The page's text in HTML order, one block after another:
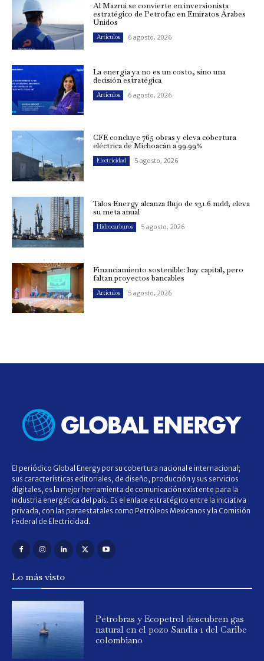
Al Mazrui se convierte en inversionista
estratégico de Petrofac en Emiratos Árabes
Unidos
Artículos 6 agosto, 2026
La energía ya no es un costo, sino una
decisión estratégica
Artículos 6 agosto, 2026
CFE concluye 765 obras y eleva cobertura
eléctrica de Michoacán a 99.99%
Electricidad 5 agosto, 2026
Talos Energy alcanza flujo de 231.6 mdd; eleva
su meta anual
Hidrocarburos 5 agosto, 2026
Financiamiento sostenible: hay capital, pero
faltan proyectos bancables
Artículos 5 agosto, 2026
El periódico Global Energy por su cobertura nacional e internacional;
sus características editoriales, de diseño, producción y sus servicios
digitales, es la mejor herramienta de comunicación existente para la
industria energética del país. Es el enlace estratégico entre la iniciativa
privada, con las paraestatales como Petróleos Mexicanos y la Comisión
Federal de Electricidad.
Lo más visto
Petrobras y Ecopetrol descubren gas
natural en el pozo Sandía-1 del Caribe
colombiano